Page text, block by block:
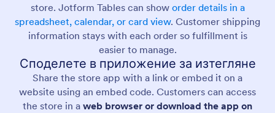
store. Jotform Tables can show order details in a
spreadsheet, calendar, or card view. Customer shipping
information stays with each order so fulfillment is
easier to manage.
Споделете в приложение за изтегляне
Share the store app with a link or embed it on a
website using an embed code. Customers can access
the store in a web browser or download the app on